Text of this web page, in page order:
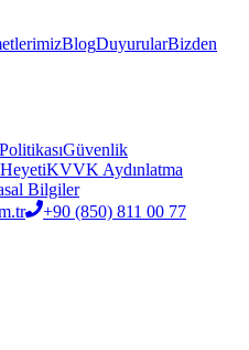
BlogDuyurularBizden
Güvenlik
KVVK Aydınlatma
Bilgiler
+90 (850) 811 00 77